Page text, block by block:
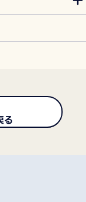
る